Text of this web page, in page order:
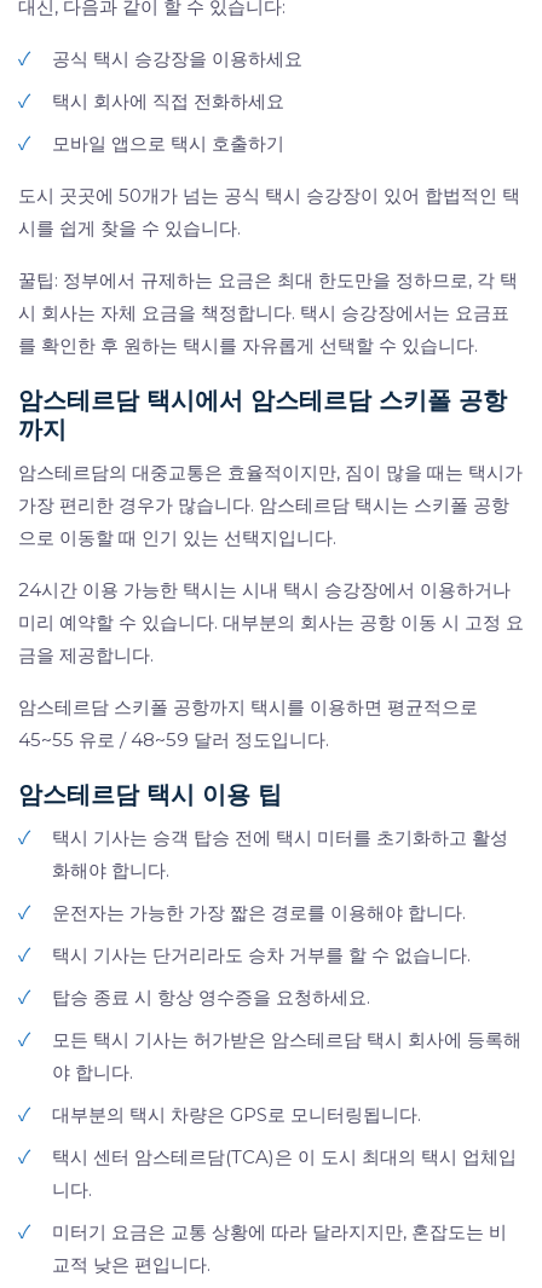
대신, 다음과 같이 할 수 있습니다:
✓
공식 택시 승강장을 이용하세요
✓
택시 회사에 직접 전화하세요
✓
모바일 앱으로 택시 호출하기
도시 곳곳에 50개가 넘는 공식 택시 승강장이 있어 합법적인 택
시를 쉽게 찾을 수 있습니다.
꿀팁: 정부에서 규제하는 요금은 최대 한도만을 정하므로, 각 택
시 회사는 자체 요금을 책정합니다. 택시 승강장에서는 요금표
를 확인한 후 원하는 택시를 자유롭게 선택할 수 있습니다.
암스테르담 택시에서 암스테르담 스키폴 공항
까지
암스테르담의 대중교통은 효율적이지만, 짐이 많을 때는 택시가
가장 편리한 경우가 많습니다. 암스테르담 택시는 스키폴 공항
으로 이동할 때 인기 있는 선택지입니다.
24시간 이용 가능한 택시는 시내 택시 승강장에서 이용하거나
미리 예약할 수 있습니다. 대부분의 회사는 공항 이동 시 고정 요
금을 제공합니다.
암스테르담 스키폴 공항까지 택시를 이용하면 평균적으로
45~55 유로 / 48~59 달러 정도입니다.
암스테르담 택시 이용 팁
✓
택시 기사는 승객 탑승 전에 택시 미터를 초기화하고 활성
화해야 합니다.
✓
운전자는 가능한 가장 짧은 경로를 이용해야 합니다.
✓
택시 기사는 단거리라도 승차 거부를 할 수 없습니다.
✓
탑승 종료 시 항상 영수증을 요청하세요.
✓
모든 택시 기사는 허가받은 암스테르담 택시 회사에 등록해
야 합니다.
✓
대부분의 택시 차량은 GPS로 모니터링됩니다.
✓
택시 센터 암스테르담(TCA)은 이 도시 최대의 택시 업체입
니다.
✓
미터기 요금은 교통 상황에 따라 달라지지만, 혼잡도는 비
교적 낮은 편입니다.